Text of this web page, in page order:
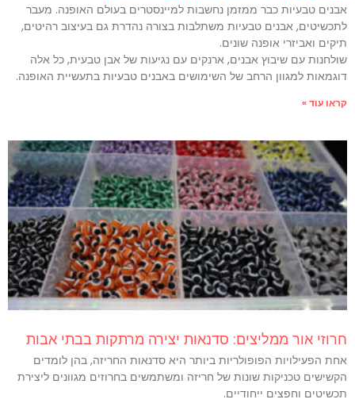
אבנים טבעיות כבר ממזמן נחשבות למיינסטרים בעולם האופנה. מעבר
לתכשיטים, אבנים טבעיות משתלבות בצורה נהדרת גם בעיצוב רהיטים,
תיקים ואביזרי אופנה שונים.
שולחנות עם שיבוץ אבנים, ארנקים עם נגיעות של אבן טבעית, כל אלה
דוגמאות למגוון הרחב של השימושים באבנים טבעיות בתעשיית האופנה.
קראו עוד »
חרוזי אור ממליצים: סדנאות יצירה מרתקות בבתי אבות
אחת הפעילויות הפופולריות ביותר היא סדנאות החריזה, בהן לומדים
הקשישים טכניקות שונות של חריזה ומשתמשים בחרוזים מגוונים ליצירת
תכשיטים וחפצים ייחודיים.